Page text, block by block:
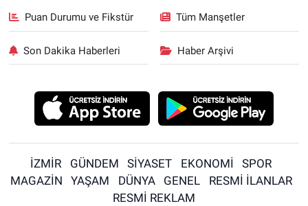
Puan Durumu ve Fikstür Tüm Manşetler
Son Dakika Haberleri Haber Arşivi
İZMİR GÜNDEM SİYASET EKONOMİ
SPOR
MAGAZİN
YAŞAM DÜNYA GENEL
RESMİ İLANLAR
RESMİ REKLAM